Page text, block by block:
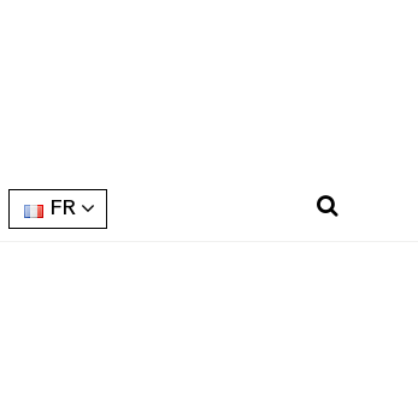
FR